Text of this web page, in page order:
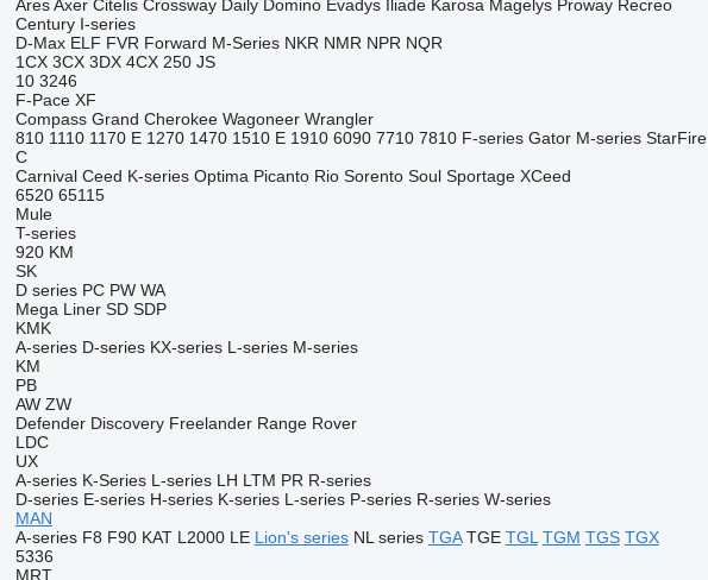
Ares Axer Citelis Crossway Daily Domino Evadys Iliade Karosa Magelys Proway Recreo
Century I-series
D-Max ELF FVR Forward M-Series NKR NMR NPR NQR
1CX 3CX 3DX 4CX 250 JS
10 3246
F-Pace XF
Compass Grand Cherokee Wagoneer Wrangler
810 1110 1170 E 1270 1470 1510 E 1910 6090 7710 7810 F-series Gator M-series StarFire
C
Carnival Ceed K-series Optima Picanto Rio Sorento Soul Sportage XCeed
6520 65115
Mule
T-series
920 KM
SK
D series PC PW WA
Mega Liner SD SDP
KMK
A-series D-series KX-series L-series M-series
KM
PB
AW ZW
Defender Discovery Freelander Range Rover
LDC
UX
A-series K-Series L-series LH LTM PR R-series
D-series E-series H-series K-series L-series P-series R-series W-series
MAN
A-series F8 F90 KAT L2000 LE Lion's series NL series TGA TGE TGL TGM TGS TGX
5336
MRT